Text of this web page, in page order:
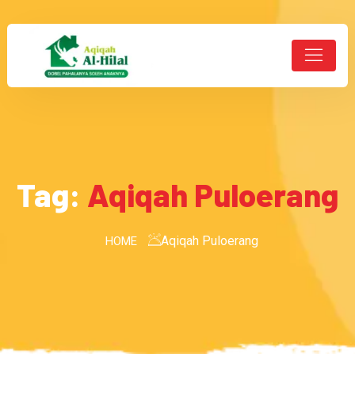
Tag: Aqiqah Puloerang
HOME Aqiqah Puloerang